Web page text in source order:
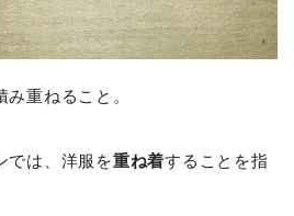
み重ねること。
では、洋服を重ね着することを指